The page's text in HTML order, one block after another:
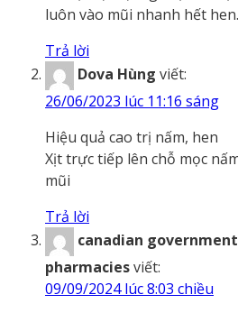
luôn vào mũi nhanh hết hen.
Trả lời
Dova Hùng viết:
26/06/2023 lúc 11:16 sáng
Hiệu quả cao trị nấm, hen
Xịt trực tiếp lên chỗ mọc
mũi
Trả lời
canadian
pharmaciesviết:
09/09/2024 lúc 8:03 chiều